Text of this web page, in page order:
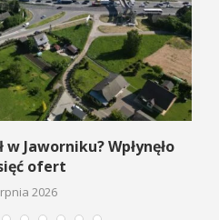
Jaworniku? Wpłynęło
ofert
2026